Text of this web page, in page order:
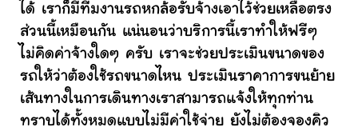
ได้ เราก็มีทีมงานรถหกล้อรับจ้างเอาไว้ช่วยเหลือตรง
ส่วนนี้เหมือนกัน แน่นอนว่าบริการนี้เราทำให้ฟรีๆ
ไม่คิดค่าจ้างใดๆ ครับ เราจะช่วยประเมินขนาดของ
รถให้ว่าต้องใช้รถขนาดไหน ประเมินราคาการขนย้าย
เส้นทางในการเดินทางเราสามารถแจ้งให้ทุกท่าน
ทราบได้ทั้งหมดแบบไม่มีค่าใช้จ่าย ยังไม่ต้องจองคิว